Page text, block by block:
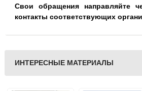
Свои обращения направляйте
контакты соответствующих
ИНТЕРЕСНЫЕ МАТЕРИАЛЫ